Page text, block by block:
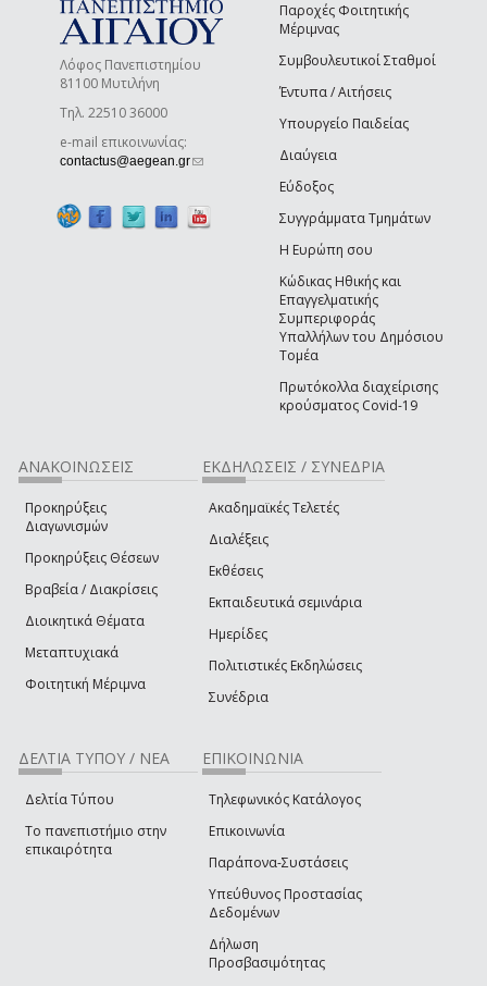
Λόφος Πανεπιστημίου
81100 Μυτιλήνη
Τηλ. 22510 36000
e-mail επικοινωνίας:
contactus@aegean.gr(link sends e-mail)
Παροχές Φοιτητικής
Μέριμνας
Συμβουλευτικοί Σταθμοί
Έντυπα / Αιτήσεις
Υπουργείο Παιδείας
Διαύγεια
Εύδοξος
Συγγράμματα Τμημάτων
Η Ευρώπη σου
Κώδικας Ηθικής και
Επαγγελματικής
Συμπεριφοράς
Υπαλλήλων του Δημόσιου
Τομέα
Πρωτόκολλα διαχείρισης
κρούσματος Covid-19
ΑΝΑΚΟΙΝΩΣΕΙΣ
Προκηρύξεις
Διαγωνισμών
Προκηρύξεις Θέσεων
Βραβεία / Διακρίσεις
Διοικητικά Θέματα
Μεταπτυχιακά
Φοιτητική Μέριμνα
ΕΚΔΗΛΩΣΕΙΣ / ΣΥΝΕΔΡΙΑ
Ακαδημαϊκές Τελετές
Διαλέξεις
Εκθέσεις
Εκπαιδευτικά σεμινάρια
Ημερίδες
Πολιτιστικές Εκδηλώσεις
Συνέδρια
ΔΕΛΤΙΑ ΤΥΠΟΥ / ΝΕΑ
Δελτία Τύπου
Το πανεπιστήμιο στην
επικαιρότητα
ΕΠΙΚΟΙΝΩΝΙΑ
Τηλεφωνικός Κατάλογος
Επικοινωνία
Παράπονα-Συστάσεις
Υπεύθυνος Προστασίας
Δεδομένων
Δήλωση
Προσβασιμότητας